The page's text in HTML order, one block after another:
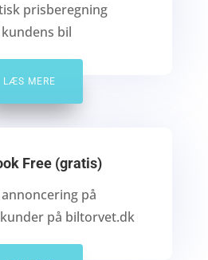
prisberegning
bil
LÆS MERE
Free (gratis)
på
på biltorvet.dk